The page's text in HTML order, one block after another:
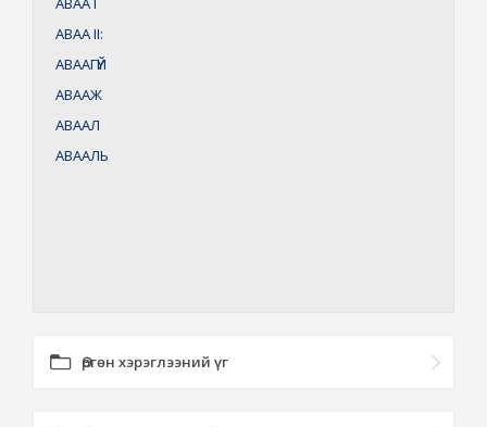
АВААII:
АВААГҮЙ
АВААЖ
АВААЛ
АВААЛЬ
Өргөн хэрэглээний үг